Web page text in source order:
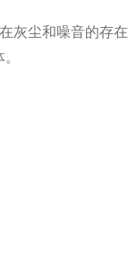
灰尘和噪音的存